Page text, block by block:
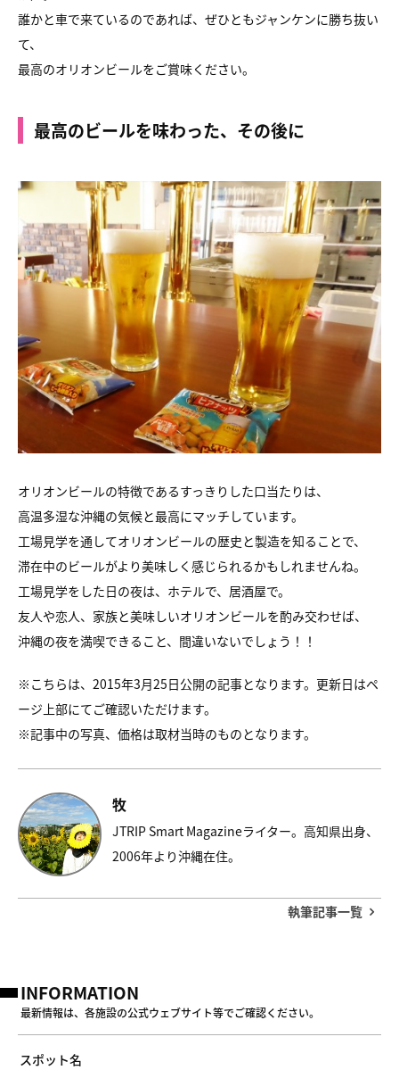
誰かと車で来ているのであれば、ぜひともジャンケンに勝ち抜い
て、
最高のオリオンビールをご賞味ください。
最高のビールを味わった、その後に
オリオンビールの特徴であるすっきりした口当たりは、
高温多湿な沖縄の気候と最高にマッチしています。
工場見学を通してオリオンビールの歴史と製造を知ることで、
滞在中のビールがより美味しく感じられるかもしれませんね。
工場見学をした日の夜は、ホテルで、居酒屋で。
友人や恋人、家族と美味しいオリオンビールを酌み交わせば、
沖縄の夜を満喫できること、間違いないでしょう！！
※こちらは、2015年3月25日公開の記事となります。更新日はペ
ージ上部にてご確認いただけます。
※記事中の写真、価格は取材当時のものとなります。
牧
JTRIP Smart Magazineライター。高知県出身、
2006年より沖縄在住。
執筆記事一覧
INFORMATION
最新情報は、各施設の公式ウェブサイト等でご確認ください。
スポット名